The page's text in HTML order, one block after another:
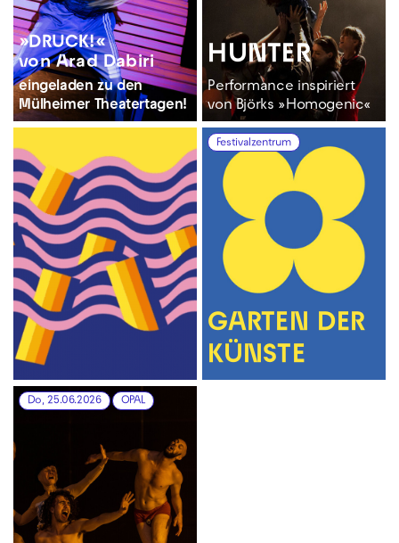
»DRUCK!«
von Arad Dabiri
eingeladenzu den
Mülheimer Theatertagen!
HUNTER
Performance inspiriert
von Björks »Homogenic«
Festivalzentrum
GARTEN DER
KÜNSTE
Do, 25.06.2026 OPAL